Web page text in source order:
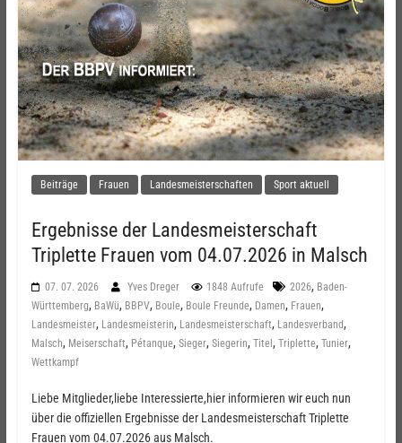
Beiträge Frauen Landesmeisterschaften Sport aktuell
Ergebnisse der Landesmeisterschaft
Triplette Frauen vom 04.07.2026 in Malsch
07. 07. 2026 Yves Dreger 1848 Aufrufe 2026, Baden-
Württemberg, BaWü, BBPV, Boule, Boule Freunde, Damen, Frauen,
Landesmeister, Landesmeisterin, Landesmeisterschaft, Landesverband,
Malsch, Meiserschaft, Pétanque, Sieger, Siegerin, Titel , Triplette, Tunier,
Wettkampf
Liebe Mitglieder,liebe Interessierte,hier informieren wir euch nun
über die offiziellen Ergebnisse der Landesmeisterschaft Triplette
Frauen vom 04.07.2026 aus Malsch.